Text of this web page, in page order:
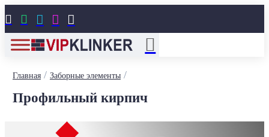
    
Главная/ Заборные элементы/
Профильный кирпич